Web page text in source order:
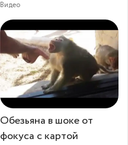
Видео
Обезьяна в шоке от
фокуса с картой